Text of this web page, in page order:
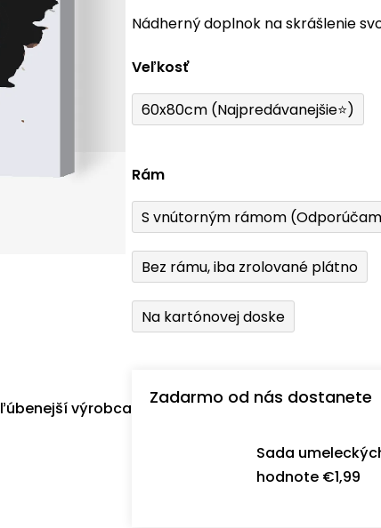
hviezdičiek.
Nádherný doplnok na skrášlenie
Veľkosť
60x80cm (Najpredávanejšie⭐)
Rám
S vnútorným rámom
Bez rámu, iba zrolované plátno
Na kartónovej doske
Zadarmo od nás dostanete
Sada
hodnote €1,99
výrobca